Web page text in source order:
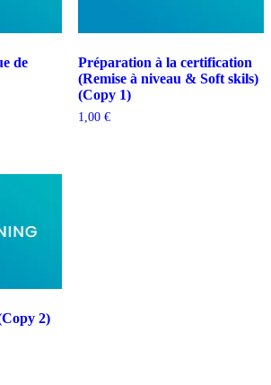
de
Préparation à la certification
(Remise à niveau & Soft skils)
(Copy 1)
1,00 €
2)